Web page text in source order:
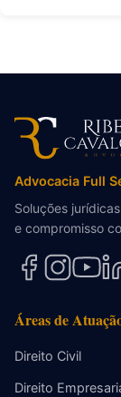
Advocacia Full
Soluções
e compromisso
Áreas de
Direito Civil
Direito